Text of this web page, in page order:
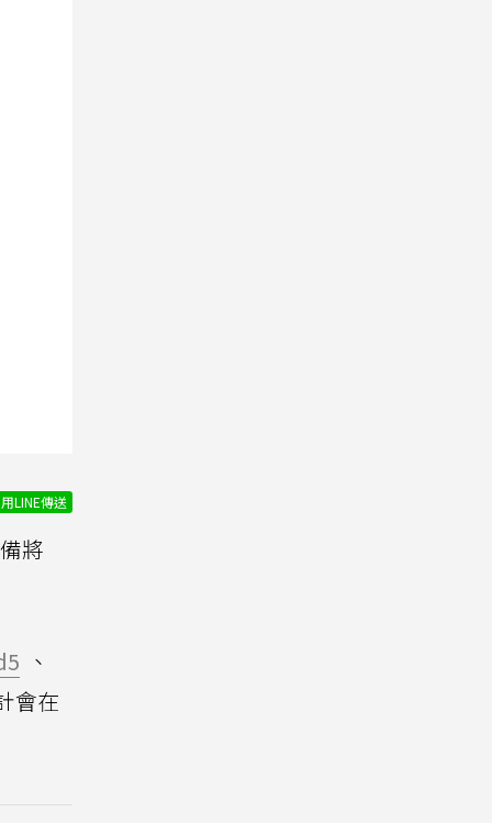
用LINE傳送
將
、
會在